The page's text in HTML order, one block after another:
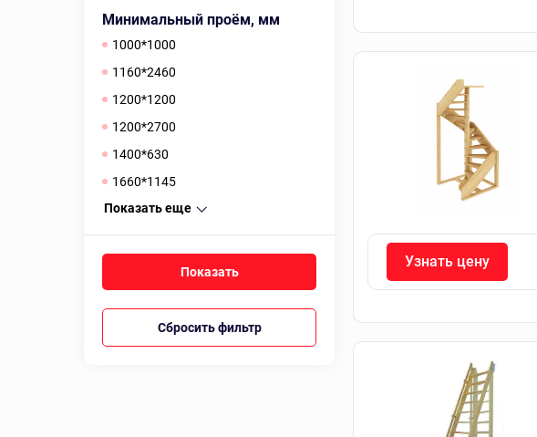
Минимальный проём, мм
1000*1000
1160*2460
1200*1200
1200*2700
1400*630
1660*1145
Показать еще
Сбросить фильтр
Узнать цену